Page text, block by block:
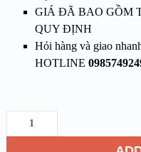
GIÁ ĐÃ BAO GỒM
QUY ĐỊNH
Hỏi hàng và giao
HOTLINE